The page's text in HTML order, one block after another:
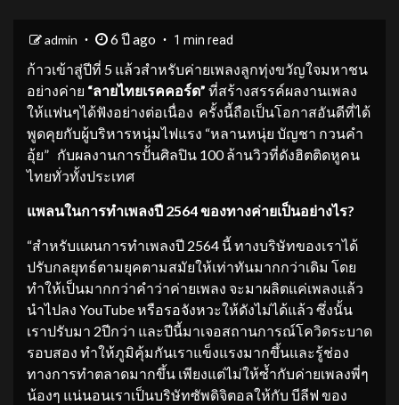
admin 6 ปี ago 1 min read
ก้าวเข้าสู่ปีที่ 5 แล้วสำหรับค่ายเพลงลูกทุ่งขวัญใจมหาชน
อย่างค่าย “ลายไทยเรคคอร์ด” ที่สร้างสรรค์ผลงานเพลง
ให้แฟนๆได้ฟังอย่างต่อเนื่อง ครั้งนี้ถือเป็นโอกาสอันดีที่ได้
พูดคุยกับผู้บริหารหนุ่มไฟแรง “หลานหนุ่ย บัญชา กวนคำ
อุ้ย” กับผลงานการปั้นศิลปิน 100 ล้านวิวที่ดังฮิตติดหูคน
ไทยทั่วทั้งประเทศ
แพลนในการทำเพลงปี 2564ของทางค่ายเป็นอย่างไร?
“สำหรับแผนการทำเพลงปี 2564 นี้ ทางบริษัทของเราได้
ปรับกลยุทธ์ตามยุคตามสมัยให้เท่าทันมากกว่าเดิม โดย
ทำให้เป็นมากกว่าคำว่าค่ายเพลง จะมาผลิตแค่เพลงแล้ว
นำไปลง YouTube หรือรอจังหวะให้ดังไม่ได้แล้ว ซึ่งนั้น
เราปรับมา 2ปีกว่า และปีนี้มาเจอสถานการณ์โควิดระบาด
รอบสอง ทำให้ภูมิคุ้มกันเราแข็งแรงมากขึ้นและรู้ช่อง
ทางการทำตลาดมากขึ้น เพียงแต่ไม่ให้ซ้ำกับค่ายเพลงพี่ๆ
น้องๆ แน่นอนเราเป็นบริษัทซัพดิจิตอลให้กับ บีลีฟ ของ